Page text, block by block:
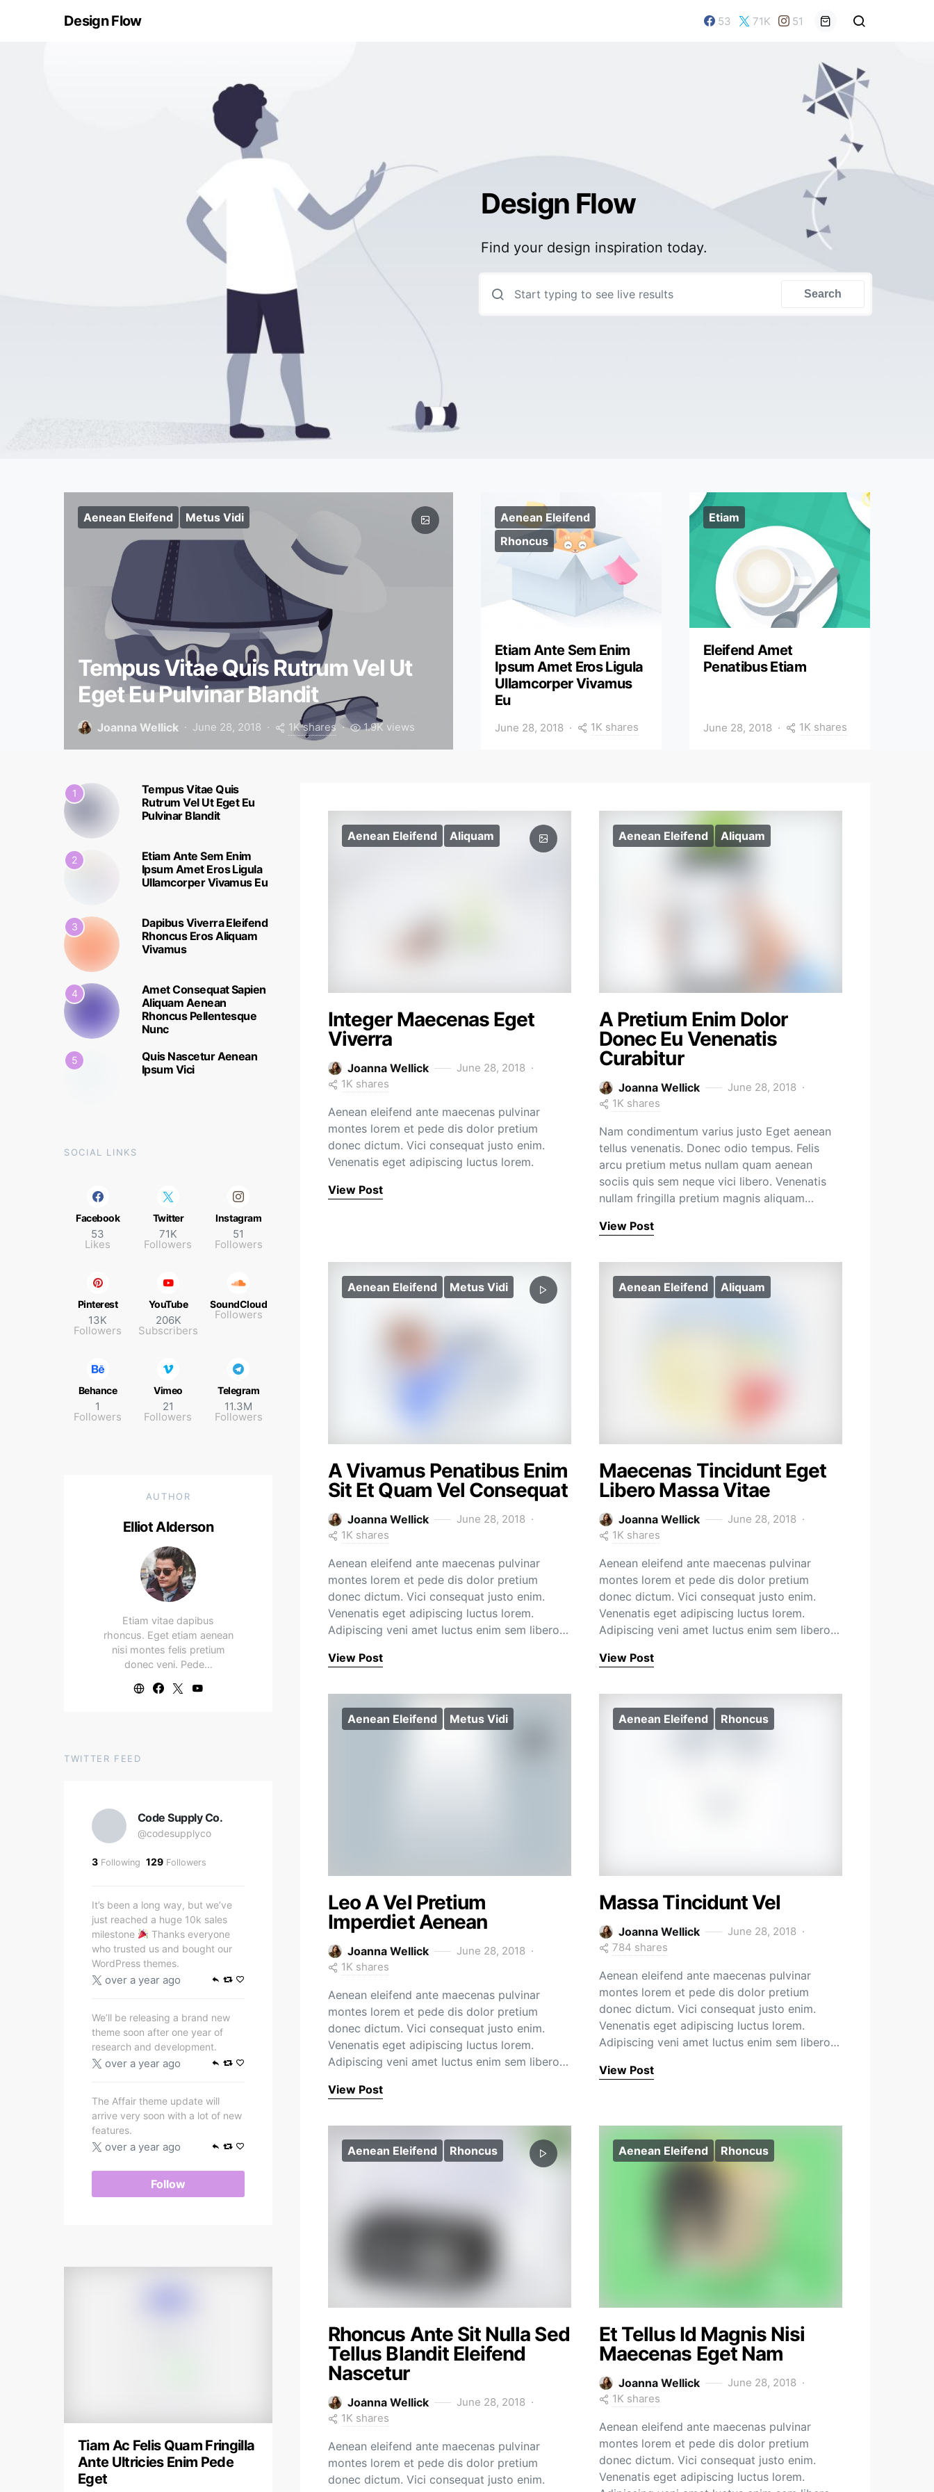
Design Flow 53 71K 51
Design Flow
Find your design inspiration today.
Search
Aenean Eleifend Metus Vidi
Tempus Vitae Quis Rutrum Vel Ut
Eget Eu Pulvinar Blandit
Joanna Wellick June 28, 2018 1K shares 1.9K views
Aenean Eleifend
Rhoncus
Etiam Ante Sem Enim
Ipsum Amet Eros Ligula
Ullamcorper Vivamus
Eu
June 28, 2018 1K shares
Etiam
Eleifend Amet
Penatibus Etiam
June 28, 2018 1K shares
Aenean Eleifend Aliquam
Integer Maecenas Eget
Viverra
Joanna Wellick
June 28, 2018
1K shares
Aenean eleifend ante maecenas pulvinar
montes lorem et pede dis dolor pretium
donec dictum. Vici consequat justo enim.
Venenatis eget adipiscing luctus lorem.
View Post
Aenean Eleifend Aliquam
A Pretium Enim Dolor
Donec Eu Venenatis
Curabitur
Joanna Wellick
June 28, 2018
1K shares
Nam condimentum varius justo Eget aenean
tellus venenatis. Donec odio tempus. Felis
arcu pretium metus nullam quam aenean
sociis quis sem neque vici libero. Venenatis
nullam fringilla pretium magnis aliquam…
View Post
Aenean Eleifend Metus Vidi
A Vivamus Penatibus Enim
Sit Et Quam Vel Consequat
Joanna Wellick
June 28, 2018
1K shares
Aenean eleifend ante maecenas pulvinar
montes lorem et pede dis dolor pretium
donec dictum. Vici consequat justo enim.
Venenatis eget adipiscing luctus lorem.
Adipiscing veni amet luctus enim sem libero…
View Post
Aenean Eleifend Aliquam
Maecenas Tincidunt Eget
Libero Massa Vitae
Joanna Wellick
June 28, 2018
1K shares
Aenean eleifend ante maecenas pulvinar
montes lorem et pede dis dolor pretium
donec dictum. Vici consequat justo enim.
Venenatis eget adipiscing luctus lorem.
Adipiscing veni amet luctus enim sem libero…
View Post
Aenean Eleifend Metus Vidi
Leo A Vel Pretium
Imperdiet Aenean
Joanna Wellick
June 28, 2018
1K shares
Aenean eleifend ante maecenas pulvinar
montes lorem et pede dis dolor pretium
donec dictum. Vici consequat justo enim.
Venenatis eget adipiscing luctus lorem.
Adipiscing veni amet luctus enim sem libero…
View Post
Aenean Eleifend Rhoncus
Massa Tincidunt Vel
Joanna Wellick
June 28, 2018
784 shares
Aenean eleifend ante maecenas pulvinar
montes lorem et pede dis dolor pretium
donec dictum. Vici consequat justo enim.
Venenatis eget adipiscing luctus lorem.
Adipiscing veni amet luctus enim sem libero…
View Post
Aenean Eleifend Rhoncus
Rhoncus Ante Sit Nulla Sed
Tellus Blandit Eleifend
Nascetur
Joanna Wellick
June 28, 2018
1K shares
Aenean eleifend ante maecenas pulvinar
montes lorem et pede dis dolor pretium
donec dictum. Vici consequat justo enim.
Aenean Eleifend Rhoncus
Et Tellus Id Magnis Nisi
Maecenas Eget Nam
Joanna Wellick
June 28, 2018
1K shares
Aenean eleifend ante maecenas pulvinar
montes lorem et pede dis dolor pretium
donec dictum. Vici consequat justo enim.
Venenatis eget adipiscing luctus lorem.
1
Tempus Vitae Quis
Rutrum Vel Ut Eget Eu
Pulvinar Blandit
2
Etiam Ante Sem Enim
Ipsum Amet Eros Ligula
Ullamcorper Vivamus Eu
3
Dapibus Viverra Eleifend
Rhoncus Eros Aliquam
Vivamus
4
Amet Consequat Sapien
Aliquam Aenean
Rhoncus Pellentesque
Nunc
5
Quis Nascetur Aenean
Ipsum Vici
SOCIAL LINKS
Facebook
53
Likes
Twitter
71K
Followers
Instagram
51
Followers
Pinterest
13K
Followers
YouTube
206K
Subscribers
SoundCloud
Followers
Behance
1
Followers
Vimeo
21
Followers
Telegram
11.3M
Followers
AUTHOR
Elliot Alderson
Etiam vitae dapibus
rhoncus. Eget etiam aenean
nisi montes felis pretium
donec veni. Pede…
TWITTER FEED
Code Supply Co.
@codesupplyco
3 Following 129 Followers
It’s been a long way, but we’ve
just reached a huge 10k sales
milestone
Thanks everyone
who trusted us and bought our
WordPress themes.
over a year ago
We’ll be releasing a brand new
theme soon after one year of
research and development.
over a year ago
The Affair theme update will
arrive very soon with a lot of new
features.
over a year ago
Follow
Tiam Ac Felis Quam Fringilla
Ante Ultricies Enim Pede
Eget